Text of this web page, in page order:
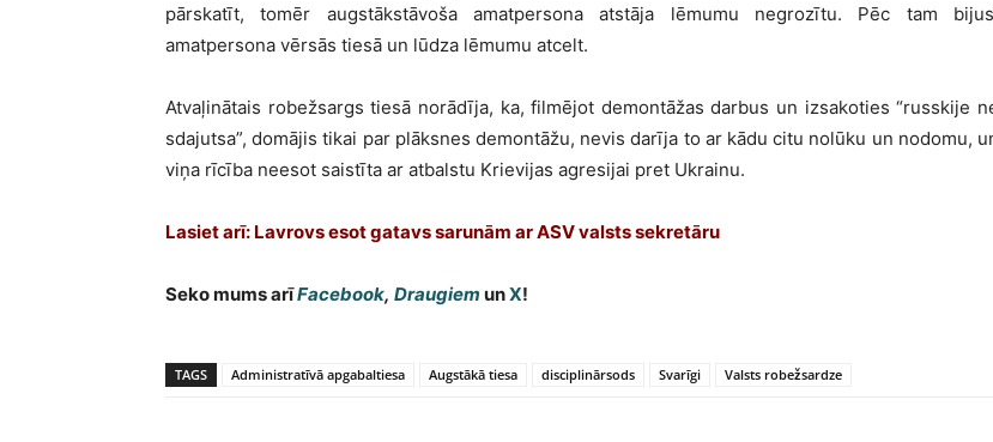
pārskatīt, tomēr augstākstāvoša amatpersona atstāja lēmumu negrozītu. Pēc tam
amatpersona vērsās tiesā un lūdza lēmumu atcelt.
Atvaļinātais robežsargs tiesā norādīja, ka, filmējot demontāžas darbus un izsakoties “russkije
sdajutsa”, domājis tikai par plāksnes demontāžu, nevis darīja to ar kādu citu nolūku un nodomu,
viņa rīcība neesot saistīta ar atbalstu Krievijas agresijai pret Ukrainu.
Lasiet arī: Lavrovs esot gatavs sarunām ar ASV valsts sekretāru
Seko mums arīFacebook, Draugiem unX!
TAGS Administratīvā apgabaltiesa Augstākā tiesa disciplinārsods Svarīgi Valsts robežsardze